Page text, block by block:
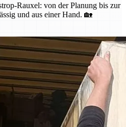
Rauxel: von der Planung bis zur
und aus einer Hand. 🏡